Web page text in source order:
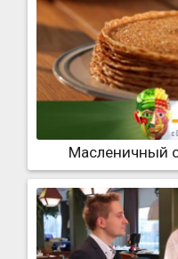
Масленичный